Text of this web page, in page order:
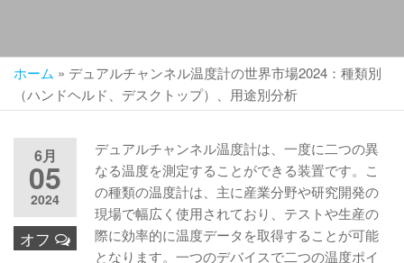
ホーム » デュアルチャンネル温度計の世界市場2024：種類別
（ハンドヘルド、デスクトップ）、用途別分析
6月
05
2024
オフ
デュアルチャンネル温度計は、一度に二つの異
なる温度を測定することができる装置です。こ
の種類の温度計は、主に産業分野や研究開発の
現場で幅広く使用されており、テストや生産の
際に効率的に温度データを取得することが可能
となります。一つのデバイスで二つの温度ポイ